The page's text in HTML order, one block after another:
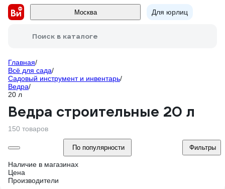
Москва Для юрлиц
Поиск в каталоге
Главная/
Всё для сада/
Садовый инструмент и инвентарь/
Ведра/
20 л
Ведра строительные 20 л
150 товаров
По популярности Фильтры
Наличие в магазинах
Цена
Производители